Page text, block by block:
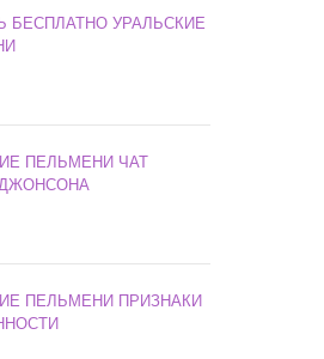
БЕСПЛАТНО УРАЛЬСКИЕ
ПЕЛЬМЕНИ ЧАТ
ПЕЛЬМЕНИ ПРИЗНАКИ